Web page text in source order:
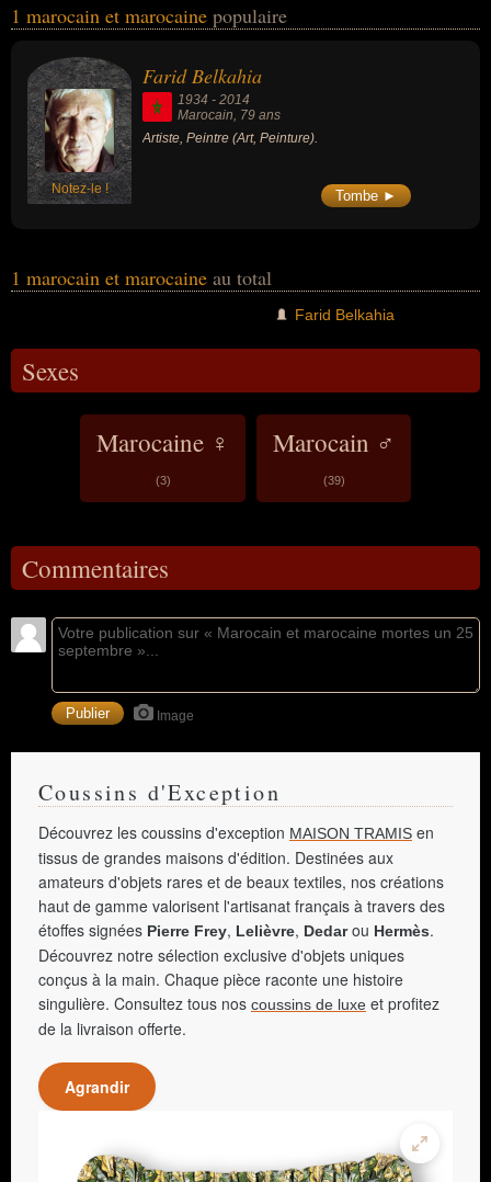
peuvent également avoir été artiste ou peintre.
1 marocain et marocaine populaire
Notez-le !
Farid Belkahia
1934 - 2014
Marocain, 79 ans
Artiste, Peintre (Art, Peinture).
Tombe ►
1 marocain et marocaine au total
Farid Belkahia
Sexes
Marocaine ♀
(3)
Marocain ♂
(39)
Commentaires
Image
Coussins d'Exception
Découvrez les coussins d'exception MAISON TRAMIS en
tissus de grandes maisons d'édition. Destinées aux
amateurs d'objets rares et de beaux textiles, nos créations
haut de gamme valorisent l'artisanat français à travers des
étoffes signées Pierre Frey, Lelièvre, Dedarou Hermès.
Découvrez notre sélection exclusive d'objets uniques
conçus à la main. Chaque pièce raconte une histoire
singulière. Consultez tous nos coussins de luxe et profitez
de la livraison offerte.
Agrandir